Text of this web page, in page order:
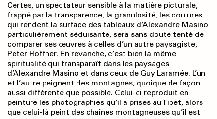
Certes, un spectateur sensible à la matière picturale,
frappé par la transparence, la granulosité, les coulures
qui rendent la surface des tableaux d’Alexandre Masino
particulièrement séduisante, sera sans doute tenté de
comparer ses œuvres à celles d’un autre paysagiste,
Peter Hoffner. En revanche, c’est bien la même
spiritualité qui transparaît dans les paysages
d’Alexandre Masino et dans ceux de Guy Laramée. L’un
et l’autre peignent des montagnes, quoique de façon
aussi différente que possible. Celui-ci reproduit en
peinture les photographies qu’il a prises au Tibet, alors
que celui-là peint des chaînes montagneuses qu’il est